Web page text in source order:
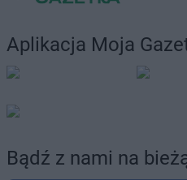
Aplikacja Moja
Bądź z nami na